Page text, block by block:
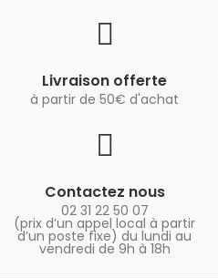
Livraison offerte
à partir de 50€ d'achat
Contactez nous
02 31 22 50 07
(prix d’un appel local à partir
d’un poste fixe) du lundi au
vendredi de 9h à 18h